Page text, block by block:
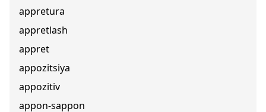
appretura
appretlash
appret
appozitsiya
appozitiv
appon-sappon